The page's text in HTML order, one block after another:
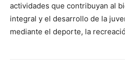
actividades que contribuyan al
integral y el desarrollo de la
mediante el deporte, la